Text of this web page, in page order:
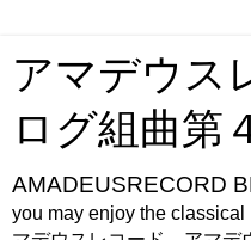
アマデウス
ログ組曲第
AMADEUSRECORD
you may enjoy the classical